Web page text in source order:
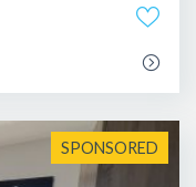
SPONSORED